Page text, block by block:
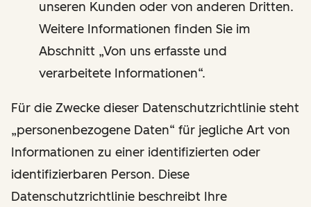
unseren Kunden oder von anderen Dritten.
Weitere Informationen finden Sie im
Abschnitt „Von uns erfasste und
verarbeitete Informationen“.
Für die Zwecke dieser Datenschutzrichtlinie steht
„personenbezogene Daten“ für jegliche Art von
Informationen zu einer identifizierten oder
identifizierbaren Person. Diese
Datenschutzrichtlinie beschreibt Ihre